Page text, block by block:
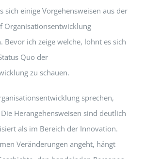
sich einige Vorgehensweisen aus der
Organisationsentwicklung
Bevor ich zeige welche, lohnt es sich
Quo der
zu schauen.
sprechen,
Herangehensweisen sind deutlich
als im Bereich der Innovation.
Veränderungen angeht, hängt